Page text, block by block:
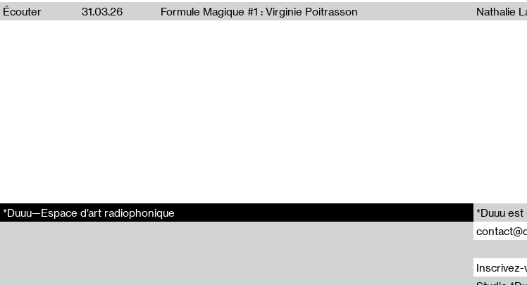
Écouter
31.03.26 Formule Magique #1 : Virginie Poitrasson Nathalie
*Duuu—Espace d’art radiophonique
*Duuu
Inscrivez-